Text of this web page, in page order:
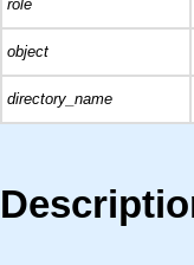
role
object
directory_name